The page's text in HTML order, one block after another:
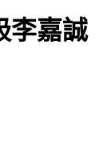
李嘉誠